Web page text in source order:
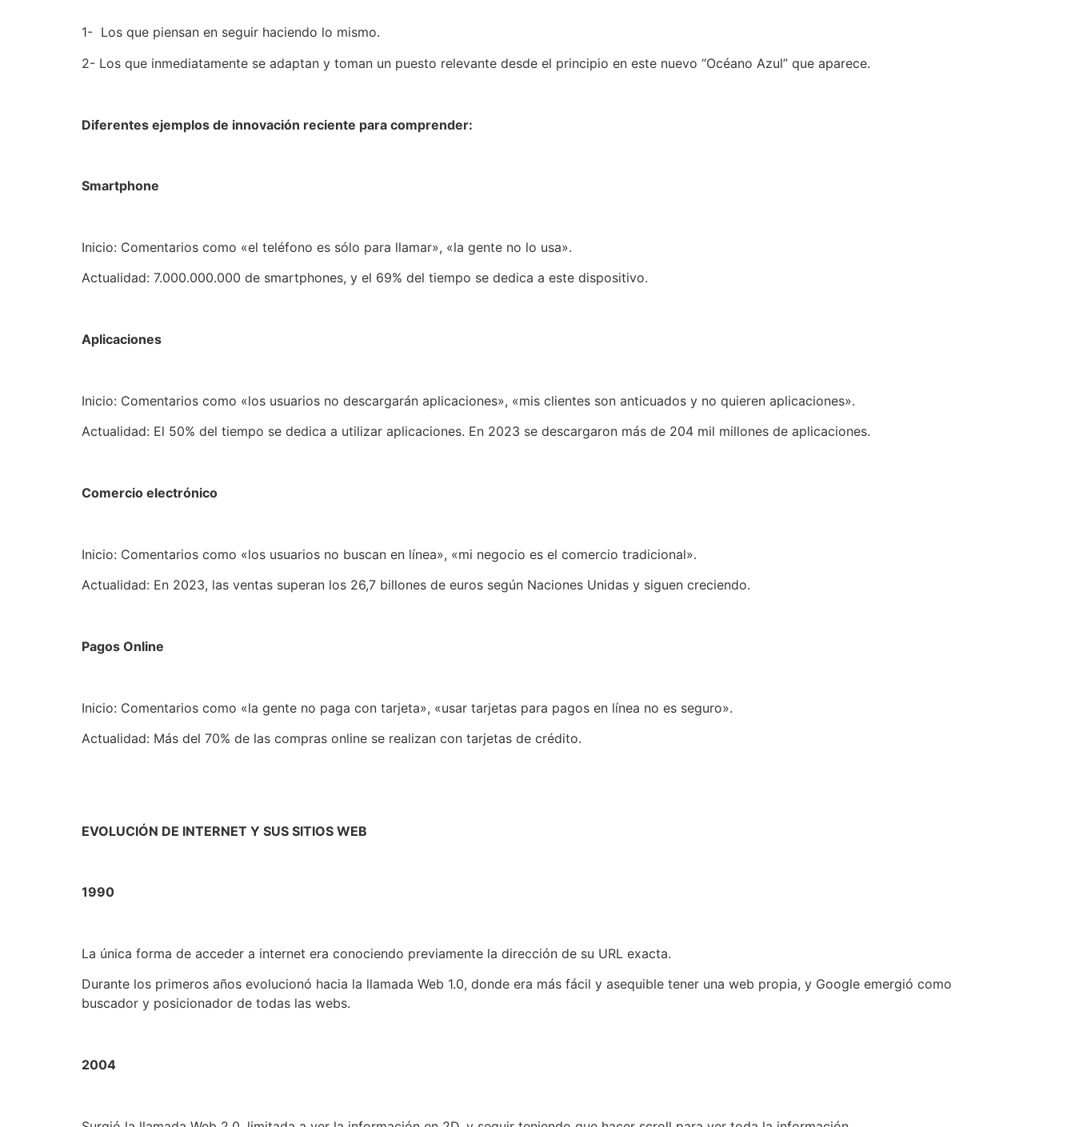
1- Los que piensan en seguir haciendo lo mismo.
2- Los que inmediatamente se adaptan y toman un puesto relevante desde el principio en este nuevo “Océano Azul” que aparece.
Diferentes ejemplos de innovación reciente para comprender:
Smartphone
Inicio: Comentarios como «el teléfono es sólo para llamar», «la gente no lo usa».
Actualidad: 7.000.000.000 de smartphones, y el 69% del tiempo se dedica a este dispositivo.
Aplicaciones
Inicio: Comentarios como «los usuarios no descargarán aplicaciones», «mis clientes son anticuados y no quieren aplicaciones».
Actualidad: El 50% del tiempo se dedica a utilizar aplicaciones. En 2023 se descargaron más de 204 mil millones de aplicaciones.
Comercio electrónico
Inicio: Comentarios como «los usuarios no buscan en línea», «mi negocio es el comercio tradicional».
Actualidad: En 2023, las ventas superan los 26,7 billones de euros según Naciones Unidas y siguen creciendo.
Pagos Online
Inicio: Comentarios como «la gente no paga con tarjeta», «usar tarjetas para pagos en línea no es seguro».
Actualidad: Más del 70% de las compras online se realizan con tarjetas de crédito.
EVOLUCIÓN DE INTERNET Y SUS SITIOS WEB
1990
La única forma de acceder a internet era conociendo previamente la dirección de su URL exacta.
Durante los primeros años evolucionó hacia la llamada Web 1.0, donde era más fácil y asequible tener una web propia, y Google emergió como
buscador y posicionador de todas las webs.
2004